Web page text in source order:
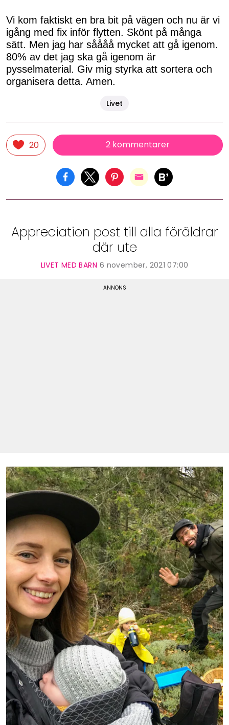
Vi kom faktiskt en bra bit på vägen och nu är vi
igång med fix inför flytten. Skönt på många
sätt. Men jag har såååå mycket att gå igenom.
80% av det jag ska gå igenom är
pysselmaterial. Giv mig styrka att sortera och
organisera detta. Amen.
Livet
20 2 kommentarer
Appreciation post till alla föräldrar
där ute
LIVET MED BARN 6 november, 2021 07:00